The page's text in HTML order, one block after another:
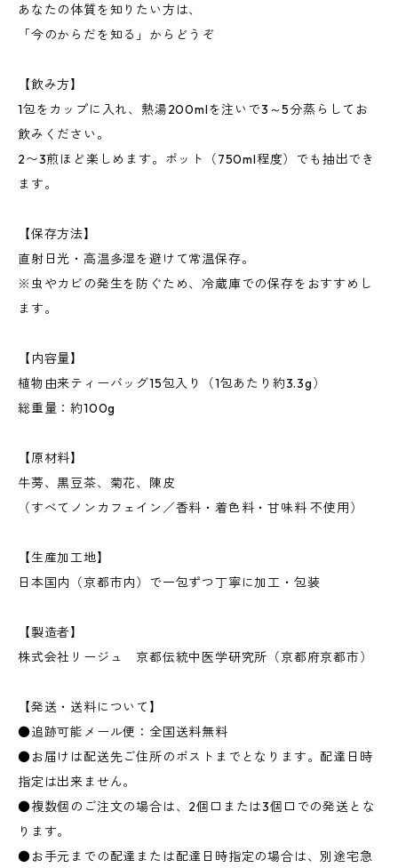
あなたの体質を知りたい方は、
「今のからだを知る」からどうぞ
【飲み方】
1包をカップに入れ、熱湯200mlを注いで3～5分蒸らしてお
飲みください。
2〜3煎ほど楽しめます。ポット（750ml程度）でも抽出でき
ます。
【保存方法】
直射日光・高温多湿を避けて常温保存。
※虫やカビの発生を防ぐため、冷蔵庫での保存をおすすめし
ます。
【内容量】
植物由来ティーバッグ15包入り（1包あたり約3.3g）
総重量：約100g
【原材料】
牛蒡、黒豆茶、菊花、陳皮
（すべてノンカフェイン／香料・着色料・甘味料 不使用）
【生産加工地】
日本国内（京都市内）で一包ずつ丁寧に加工・包装
【製造者】
株式会社リージュ 京都伝統中医学研究所（京都府京都市）
【発送・送料について】
●追跡可能メール便：全国送料無料
●お届けは配送先ご住所のポストまでとなります。配達日時
指定は出来ません。
●複数個のご注文の場合は、2個口または3個口での発送とな
ります。
●お手元までの配達または配達日時指定の場合は、別途宅急